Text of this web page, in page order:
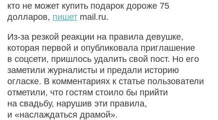
кто не может купить подарок дороже 75
долларов, пишет mail.ru.
Из-за резкой реакции на правила девушке,
которая первой и опубликовала приглашение
в соцсети, пришлось удалить свой пост. Но его
заметили журналисты и предали историю
огласке. В комментариях к статье пользователи
отметили, что гостям стоило бы прийти
на свадьбу, нарушив эти правила,
и «наслаждаться драмой».